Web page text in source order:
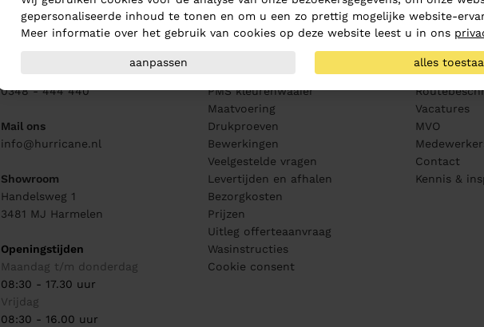
0348 - 444 440
Mail ons
info@hurricane.nl
Showroom
Handelsweg 1
3481 MJ Harmelen
Openingstijden
Maandag t/m donderdag
08:30 - 17.30 uur
Vrijdag
08:30 - 16.00 uur
Aanleveren artwork
PMS kleurenwaaier
Maatvoering
Drukproeven
Bewerkingen
Veelgestelde vragen
Levertijden en afhalen
Bezorgkosten
Prijzen
Uitleg offerteaanvraag
Wasinstructies
Cookie consent
Over
Vacatures
MVO
Contact
Kennis &
gepersonaliseerde inhoud te tonen en om u een zo prettig mogelijke website-
Meer informatie over het gebruik van cookies op deze website leest u in ons
aanpassen alles